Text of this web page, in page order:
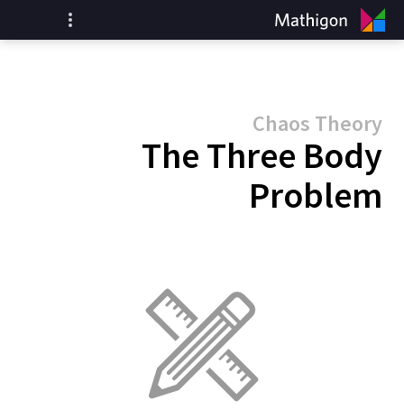
Chaos Theory
The Three Body
Problem